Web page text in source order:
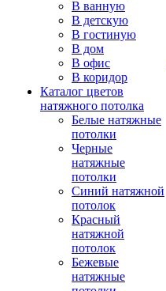
В ванную
В детскую
В гостиную
В дом
В офис
В коридор
Каталог цветов
натяжного потолка
Белые натяжные
потолки
Черные
натяжные
потолки
Синий натяжной
потолок
Красный
натяжной
потолок
Бежевые
натяжные